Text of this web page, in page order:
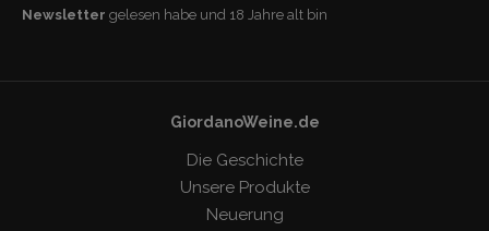
Newsletter gelesen habe und 18 Jahre alt bin
GiordanoWeine.de
Die Geschichte
Unsere Produkte
Neuerung